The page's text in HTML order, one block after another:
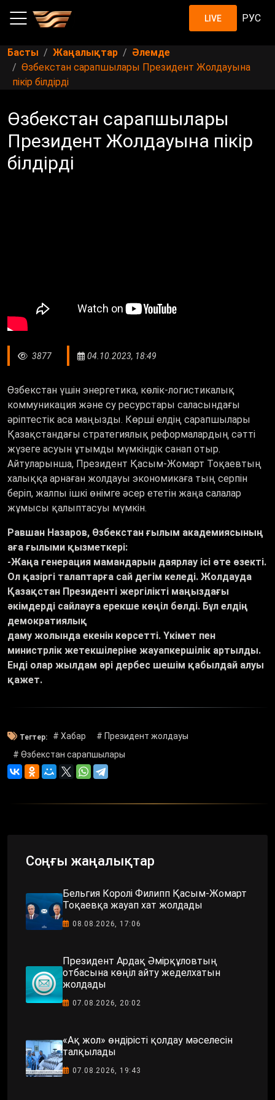
LIVE РУС
Басты Жаңалықтар
Әлемде
Өзбекстан сарапшылары Президент Жолдауына
пікір білдірді
Өзбекстан сарапшылары
Президент Жолдауына пікір
білдірді
3877 04.10.2023, 18:49
Өзбекстан үшін энергетика, көлік-логистикалық
коммуникация және су ресурстары саласындағы
әріптестік аса маңызды. Көрші елдің сарапшылары
Қазақстандағы стратегиялық реформалардың сәтті
жүзеге асуын ұтымды мүмкіндік санап отыр.
Айтуларынша, Президент Қасым-Жомарт Тоқаевтың
халыққа арнаған жолдауы экономикаға тың серпін
беріп, жалпы ішкі өнімге әсер ететін жаңа салалар
жұмысы қалыптасуы мүмкін.
Равшан Назаров, Өзбекстан ғылым академиясының
аға ғылыми қызметкері:
-Жаңа генерация мамандарын даярлау ісі өте өзекті.
Ол қазіргі талаптарға сай дегім келеді. Жолдауда
Қазақстан Президенті жергілікті маңыздағы
әкімдерді сайлауға ерекше көңіл бөлді. Бұл елдің
демократиялық
даму жолында екенін көрсетті. Үкімет пен
министрлік жетекшілеріне жауапкершілік артылды.
Енді олар жылдам әрі дербес шешім қабылдай алуы
қажет.
Тегтер: # Хабар
# Президент жолдауы
# Өзбекстан сарапшылары
Соңғы жаңалықтар
Бельгия Королі Филипп Қасым-Жомарт
Тоқаевқа жауап хат жолдады
08.08.2026, 17:06
Президент Ардақ Әмірқұловтың
отбасына көңіл айту жеделхатын
жолдады
07.08.2026, 20:02
«Ақ жол» өндірісті қолдау мәселесін
талқылады
07.08.2026, 19:43